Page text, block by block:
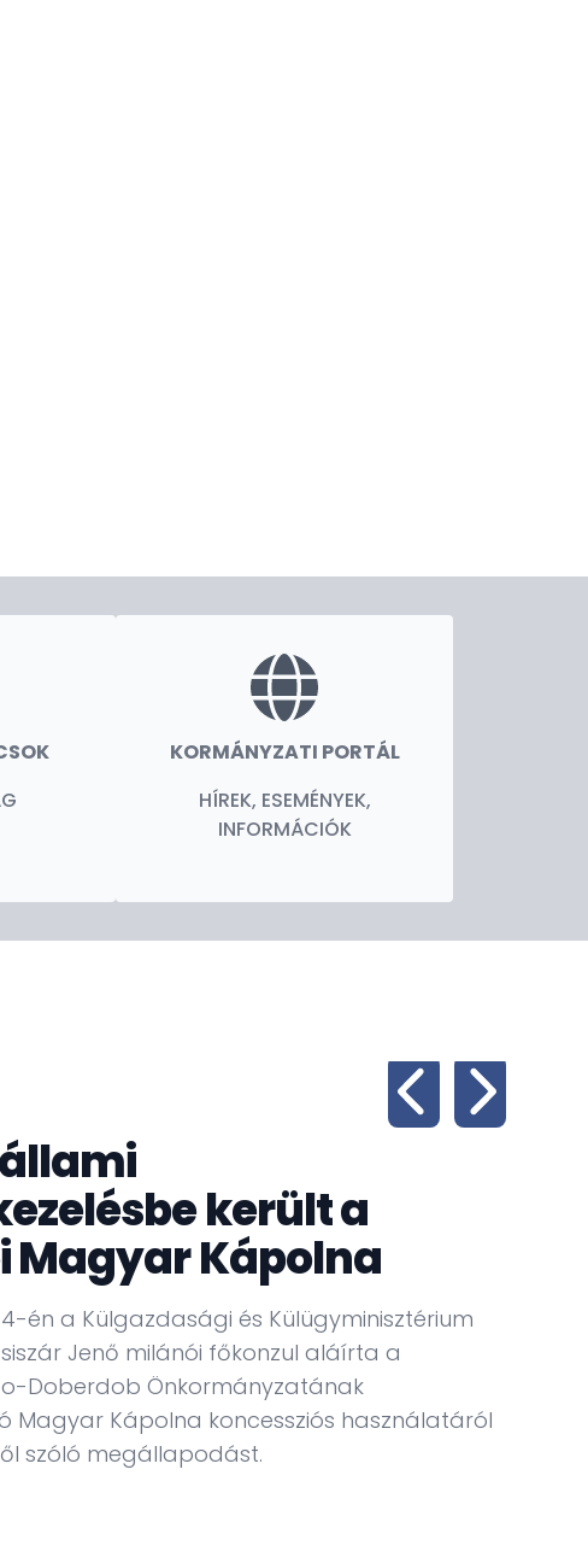
KORMÁNYZATI PORTÁL
HÍREK, ESEMÉNYEK,
INFORMÁCIÓK
került a
Magyar Kápolna
én a Külgazdasági és Külügyminisztérium
Jenő milánói főkonzul aláírta a
Doberdob Önkormányzatának
Magyar Kápolna koncessziós használatáról
szóló megállapodást.